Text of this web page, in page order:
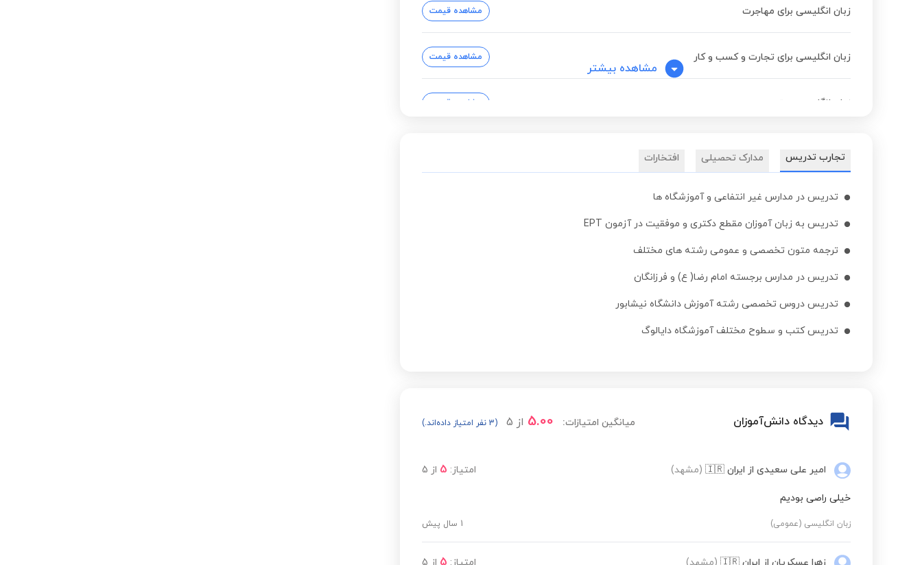
زبان انگلیسی برای مهاجرت مشاهده قیمت
زبان انگلیسی برای تجارت و کسب و کار مشاهده قیمت
زبان انگلیسی مبتدی مشاهده قیمت
زبان انگلیسی فشرده
مشاهده بیشتر
تجارب تدریس مدارک تحصیلی افتخارات
تدریس در مدارس غیر انتفاعی و آموزشگاه ها
تدریس به زبان آموزان مقطع دکتری و موفقیت در آزمون EPT
ترجمه متون تخصصی و عمومی رشته های مختلف
تدریس در مدارس برجسته امام رضا( ع) و فرزانگان
تدریس دروس تخصصی رشته آموزش دانشگاه نیشابور
تدریس کتب و سطوح مختلف آموزشگاه دایالوگ
دیدگاه دانش‌آموزان میانگین امتیازات: 5.00 از 5 (3 نفر امتیاز داده‌اند.)
امیر علی سعیدی از ایران 🇮🇷 (مشهد) امتیاز: 5 از 5
خیلی راصی بودیم
زبان انگلیسی (عمومی) 1 سال پیش